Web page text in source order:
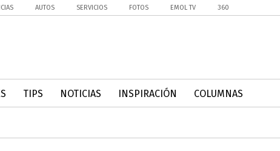
AUTOS SERVICIOS FOTOS EMOL TV 360
TIPS NOTICIAS INSPIRACIÓN COLUMNAS